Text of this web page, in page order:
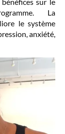
La
le système
anxiété,